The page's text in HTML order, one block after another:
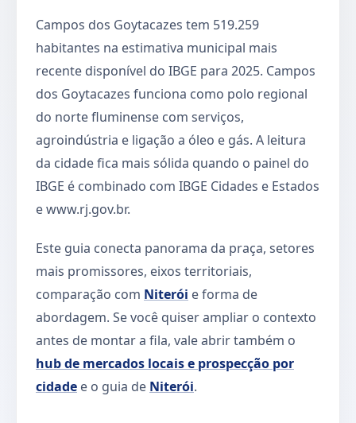
Campos dos Goytacazes tem 519.259
habitantes na estimativa municipal mais
recente disponível do IBGE para 2025. Campos
dos Goytacazes funciona como polo regional
do norte fluminense com serviços,
agroindústria e ligação a óleo e gás. A leitura
da cidade fica mais sólida quando o painel do
IBGE é combinado com IBGE Cidades e Estados
e www.rj.gov.br.
Este guia conecta panorama da praça, setores
mais promissores, eixos territoriais,
comparação com Niterói e forma de
abordagem. Se você quiser ampliar o contexto
antes de montar a fila, vale abrir também o
hub de mercados locais e prospecção por
cidade e o guia de Niterói.